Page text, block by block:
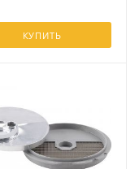
КУПИТЬ